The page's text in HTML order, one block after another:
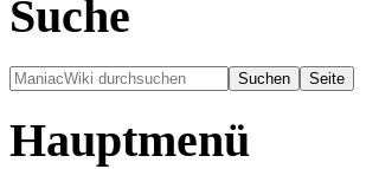
Suche
Hauptmenü